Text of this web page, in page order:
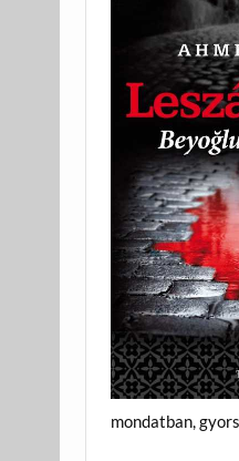
mondatban,